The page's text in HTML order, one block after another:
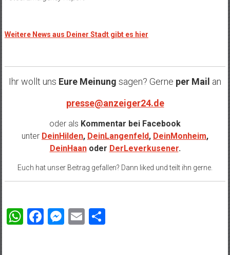
Weitere News aus Deiner Stadt gibt es hier
Ihr wollt uns Eure Meinung sagen? Gerne per Mail an
presse@anzeiger24.de
oder als Kommentar bei Facebook
unter DeinHilden, DeinLangenfeld, DeinMonheim,
DeinHaanoder DerLeverkusener.
Euch hat unser Beitrag gefallen? Dann liked und teilt ihn gerne.
WhatsApp
Facebook
Messenger
Email